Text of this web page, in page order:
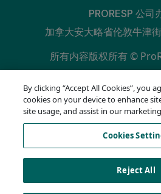
PRORESP 公司
加拿大安大略省伦敦牛津
所有内容版权所有 ©
SECONDARY MENU
隐私政策
合规热线
使用条款
AODA
Cookies
By clicking “Accept All Cookies”, you
cookies on your device to enhance
site usage, and assist in our
Cookies
Reject All